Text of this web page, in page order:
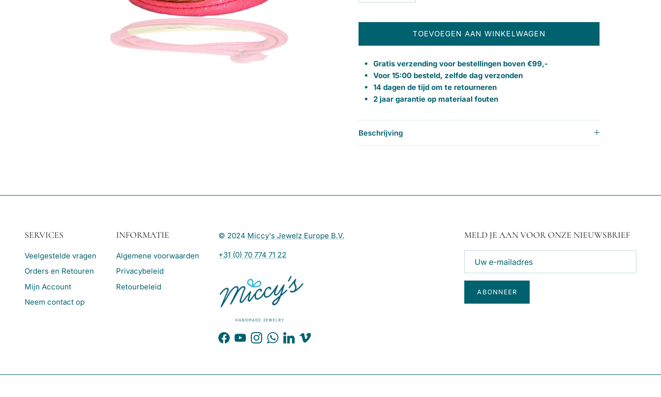
TOEVOEGEN AAN WINKELWAGEN
Gratis verzending voor bestellingen boven €99,-
Voor 15:00 besteld, zelfde dag verzonden
14 dagen de tijd om te retourneren
2 jaar garantie op materiaal fouten
Beschrijving
SERVICES
Veelgestelde vragen
Orders en Retouren
Mijn Account
Neem contact op
INFORMATIE
Algemene voorwaarden
Privacybeleid
Retourbeleid
© 2024 Miccy's Jewelz Europe B.V.
+31 (0) 70 774 71 22
Facebook
YouTubeInstagramWhatsApp
LinkedInVimeo
MELD JE AAN VOOR ONZE NIEUWSBRIEF
ABONNEER